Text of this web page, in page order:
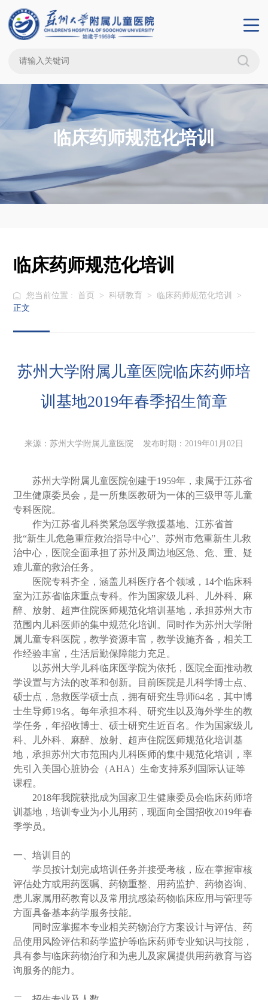
临床药师规范化培训
临床药师规范化培训
您当前位置 : 首页 > 科研教育 > 临床药师规范化培训
>
正文
苏州大学附属儿童医院临床药师培
训基地2019年春季招生简章
来源：苏州大学附属儿童医院 发布时期：2019年01月02日
苏州大学附属儿童医院创建于1959年，隶属于江苏省
卫生健康委员会，是一所集医教研为一体的三级甲等儿童
专科医院。
作为江苏省儿科类紧急医学救援基地、江苏省首
批“新生儿危急重症救治指导中心”、苏州市危重新生儿救
治中心，医院全面承担了苏州及周边地区急、危、重、疑
难儿童的救治任务。
医院专科齐全，涵盖儿科医疗各个领域， 14个临床科
室为江苏省临床重点专科。作为国家级儿科、儿外科、麻
醉、放射、超声住院医师规范化培训基地，承担苏州大市
范围内儿科医师的集中规范化培训。同时作为苏州大学附
属儿童专科医院，教学资源丰富，教学设施齐备，相关工
作经验丰富，生活后勤保障能力充足。
以苏州大学儿科临床医学院为依托，医院全面推动教
学设置与方法的改革和创新。目前医院是儿科学博士点、
硕士点，急救医学硕士点，拥有研究生导师64名，其中博
士生导师19名。每年承担本科、研究生以及海外学生的教
学任务，年招收博士、硕士研究生近百名。作为国家级儿
科、儿外科、麻醉、放射、超声住院医师规范化培训基
地，承担苏州大市范围内儿科医师的集中规范化培训，率
先引入美国心脏协会（AHA ）生命支持系列国际认证等
课程。
2018年我院获批成为国家卫生健康委员会临床药师培
训基地，培训专业为小儿用药，现面向全国招收2019年春
季学员。
一、培训目的
学员按计划完成培训任务并接受考核，应在掌握审核
评估处方或用药医嘱、药物重整、用药监护、药物咨询、
患儿家属用药教育以及常用抗感染药物临床应用与管理等
方面具备基本药学服务技能。
同时应掌握本专业相关药物治疗方案设计与评估、药
品使用风险评估和药学监护等临床药师专业知识与技能，
具有参与临床药物治疗和为患儿及家属提供用药教育与咨
询服务的能力。